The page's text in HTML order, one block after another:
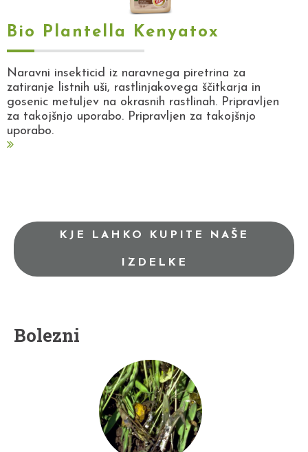
Bio Plantella Kenyatox
Naravni insekticid iz naravnega piretrina za
zatiranje listnih uši, rastlinjakovega ščitkarja in
gosenic metuljev na okrasnih rastlinah. Pripravljen
za takojšnjo uporabo. Pripravljen za takojšnjo
uporabo.
KJE LAHKO KUPITE NAŠE
IZDELKE
Bolezni